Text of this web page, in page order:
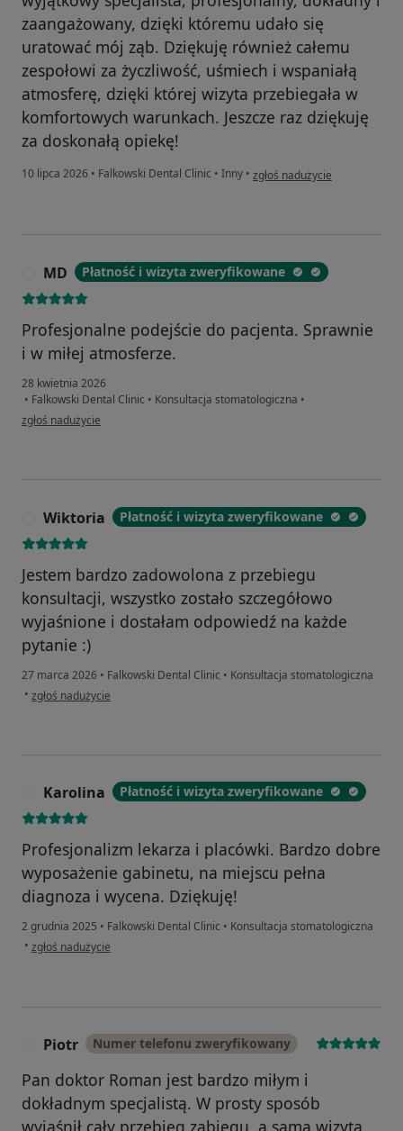
zaangażowany, dzięki któremu udało się
uratować mój ząb. Dziękuję również całemu
zespołowi za życzliwość, uśmiech i wspaniałą
atmosferę, dzięki której wizyta przebiegała w
komfortowych warunkach. Jeszcze raz dziękuję
za doskonałą opiekę!
10 lipca 2026 • Falkowski Dental Clinic • Inny • w opinii użytkownika Tomasz
zgłoś nadużycie
MD Płatność i wizyta zweryfikowane
Profesjonalne podejście do pacjenta. Sprawnie
i w miłej atmosferze.
28 kwietnia 2026
• Falkowski Dental Clinic • Konsultacja stomatologiczna •
w opinii użytkownika MD
zgłoś nadużycie
Wiktoria Płatność i wizyta zweryfikowane
Jestem bardzo zadowolona z przebiegu
konsultacji, wszystko zostało szczegółowo
wyjaśnione i dostałam odpowiedź na każde
pytanie :)
27 marca 2026 • Falkowski Dental Clinic • Konsultacja stomatologiczna
• w opinii użytkownika Wiktoria
zgłoś nadużycie
Karolina Płatność i wizyta zweryfikowane
Profesjonalizm lekarza i placówki. Bardzo dobre
wyposażenie gabinetu, na miejscu pełna
diagnoza i wycena. Dziękuję!
2 grudnia 2025 • Falkowski Dental Clinic • Konsultacja stomatologiczna
• w opinii użytkownika Karolina
zgłoś nadużycie
Piotr Numer telefonu zweryfikowany
Pan doktor Roman jest bardzo miłym i
dokładnym specjalistą. W prosty sposób